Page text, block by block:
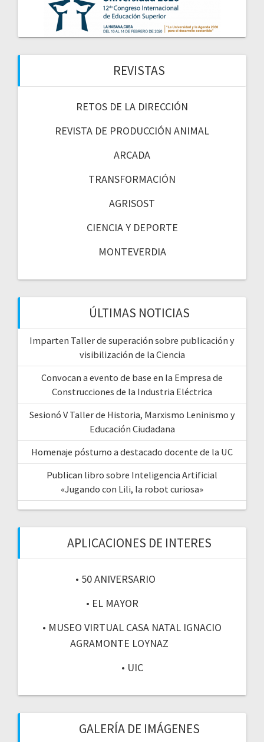
REVISTAS
RETOS DE LA DIRECCIÓN
REVISTA DE PRODUCCIÓN ANIMAL
ARCADA
TRANSFORMACIÓN
AGRISOST
CIENCIA Y DEPORTE
MONTEVERDIA
ÚLTIMAS NOTICIAS
Imparten Taller de superación sobre publicación y
visibilización de la Ciencia
Convocan a evento de base en la Empresa de
Construcciones de la Industria Eléctrica
Sesionó V Taller de Historia, Marxismo Leninismo y
Educación Ciudadana
Homenaje póstumo a destacado docente de la UC
Publican libro sobre Inteligencia Artificial
«Jugando con Lili, la robot curiosa»
APLICACIONES DE INTERES
• 50 ANIVERSARIO
• EL MAYOR
• MUSEO VIRTUAL CASA NATAL IGNACIO
AGRAMONTE LOYNAZ
• UIC
GALERÍA DE IMÁGENES